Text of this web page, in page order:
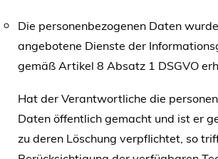
Die personenbezogenen Daten
angebotene Dienste der
gemäß Artikel 8 Absatz 1 DSGVO
Hat der Verantwortliche die
Daten öffentlich gemacht und ist er
zu deren Löschung verpflichtet, so